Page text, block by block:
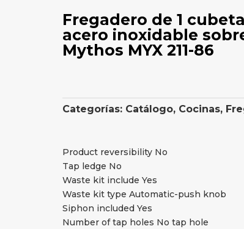
Fregadero de 1
acero inoxidable
Mythos MYX 211-86
Categorías: Catálogo, Cocinas,
Product reversibility No
Tap ledge No
Waste kit include Yes
Waste kit type Automatic-push knob
Siphon included Yes
Number of tap holes No tap hole